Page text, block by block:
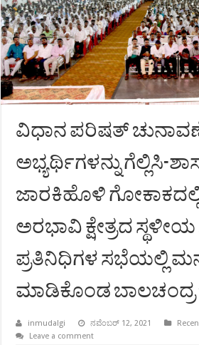
ವಿಧಾನ ಪರಿಷತ್
ಅಭ್ಯರ್ಥಿಗಳನ್ನು ಗೆಲ್ಲಿಸಿ-
ಜಾರಕಿಹೊಳಿ
ಅರಭಾವಿ ಕ್ಷೇತ್ರದ ಸ್ಥಳೀಯ
ಪ್ರತಿನಿಧಿಗಳ ಸಭೆಯಲ್ಲಿ
ಮಾಡಿಕೊಂಡ
inmudalgi ನವೆಂಬರ್ 12, 2021
Leave a comment